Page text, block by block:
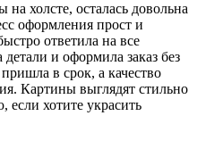
на холсте, осталась довольна
оформления прост и
ответила на все
и оформила заказ без
в срок, а качество
Картины выглядят стильно
если хотите украсить